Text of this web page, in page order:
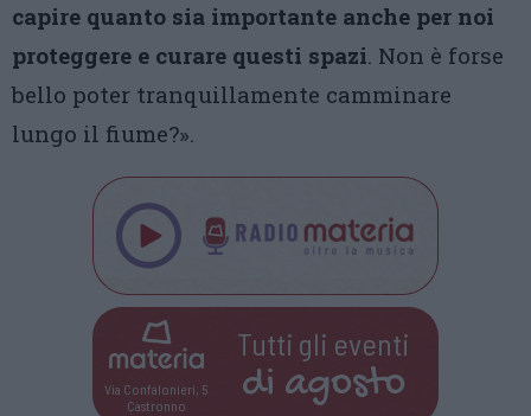
capire quanto sia importante anche per noi
proteggere e curare questi spazi. Non è forse
bello poter tranquillamente camminare
lungo il fiume?».
Via Confalonieri, 5
Castronno
Tutti gli eventi
di agosto